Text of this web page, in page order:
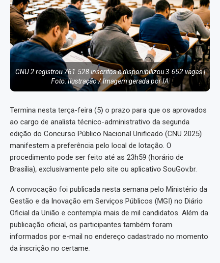
CNU 2 registrou 761.528 inscritos e disponibilizou 3.652 vagas |
Foto: Ilustração / Imagem gerada por IA
Termina nesta terça-feira (5) o prazo para que os aprovados
ao cargo de analista técnico-administrativo da segunda
edição do Concurso Público Nacional Unificado (CNU 2025)
manifestem a preferência pelo local de lotação. O
procedimento pode ser feito até as 23h59 (horário de
Brasília), exclusivamente pelo site ou aplicativo SouGov.br.
A convocação foi publicada nesta semana pelo Ministério da
Gestão e da Inovação em Serviços Públicos (MGI) no Diário
Oficial da União e contempla mais de mil candidatos. Além da
publicação oficial, os participantes também foram
informados por e-mail no endereço cadastrado no momento
da inscrição no certame.